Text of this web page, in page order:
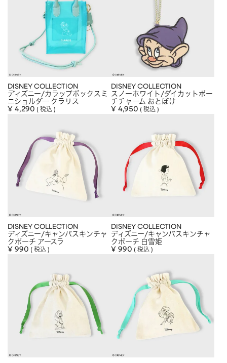
DISNEY COLLECTION
ディズニー/カラップボックスミ
ニショルダー クラリス
¥ 4,290 税込
DISNEY COLLECTION
スノーホワイト/ダイカットポー
チチャーム おとぼけ
¥ 4,950 税込
DISNEY COLLECTION
ディズニー/キャンバスキンチャ
クポーチ アースラ
¥ 990 税込
DISNEY COLLECTION
ディズニー/キャンバスキンチャ
クポーチ 白雪姫
¥ 990 税込